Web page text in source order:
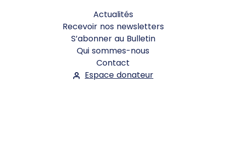
Actualités
Recevoir nos newsletters
S’abonner au Bulletin
Qui sommes-nous
Contact
Espace donateur